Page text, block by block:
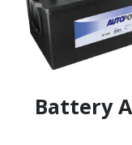
Battery